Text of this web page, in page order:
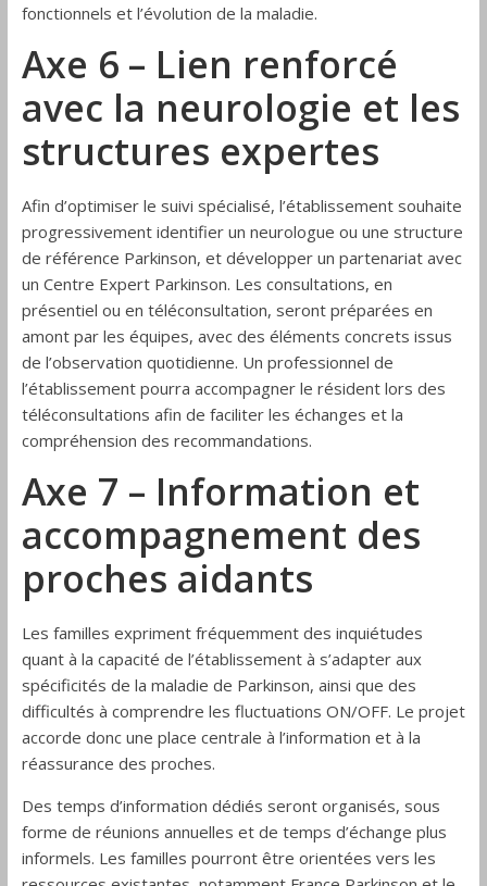
fonctionnels et l’évolution de la maladie.
Axe 6 – Lien renforcé
avec la neurologie et les
structures expertes
Afin d’optimiser le suivi spécialisé, l’établissement souhaite
progressivement identifier un neurologue ou une structure
de référence Parkinson, et développer un partenariat avec
un Centre Expert Parkinson. Les consultations, en
présentiel ou en téléconsultation, seront préparées en
amont par les équipes, avec des éléments concrets issus
de l’observation quotidienne. Un professionnel de
l’établissement pourra accompagner le résident lors des
téléconsultations afin de faciliter les échanges et la
compréhension des recommandations.
Axe 7 – Information et
accompagnement des
proches aidants
Les familles expriment fréquemment des inquiétudes
quant à la capacité de l’établissement à s’adapter aux
spécificités de la maladie de Parkinson, ainsi que des
difficultés à comprendre les fluctuations ON/OFF. Le projet
accorde donc une place centrale à l’information et à la
réassurance des proches.
Des temps d’information dédiés seront organisés, sous
forme de réunions annuelles et de temps d’échange plus
informels. Les familles pourront être orientées vers les